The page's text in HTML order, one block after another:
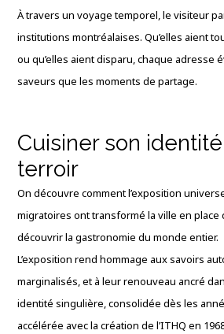
À travers un voyage temporel, le visiteur
institutions montréalaises. Qu’elles aient
ou qu’elles aient disparu, chaque adresse
saveurs que les moments de partage.
Cuisiner son
terroir
On découvre comment l’exposition
migratoires ont transformé la ville en place
découvrir la gastronomie du monde entier.
L’exposition rend hommage aux savoirs
marginalisés, et à leur renouveau ancré
identité singulière, consolidée dès les
accélérée avec la création de l’ITHQ en